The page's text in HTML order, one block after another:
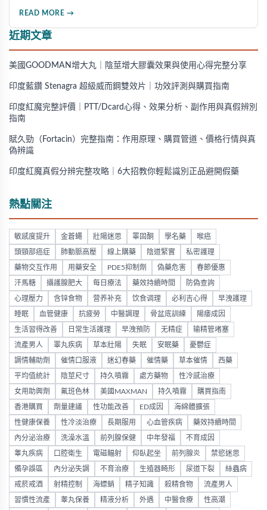
READ MORE →
近期文章
美國GOODMAN增大丸｜陰莖增大膠囊效果與使用心得完整分享
印度藍鑽 Stenagra 超級威而鋼雙效片｜功效評測與購買指南
印度紅魔完整評價｜PTT/Dcard心得、效果分析、副作用與真假辨別
指南
賦久勁（Fortacin）完整指南：作用原理、購買管道、價格行情與真
偽辨識
印度紅魔真假分辨完整攻略｜6大招教你輕鬆識別正品避開假藥
熱點關注
敏感度提升 金蒼蠅 壯陽迷思 睪固酮 學名藥 喉癌
頭頸部癌症 肺動脈高壓 線上購藥 陰道緊實 私密護理
藥物交互作用 用藥安全 PDE5抑制劑 偽藥危害 春節優惠
汗馬糖 攝護腺肥大 每日療法 藥效持續時間 防偽查詢
心理壓力 含锌食物 营养补充 饮食调理 必利吉心得 早洩護理
睡眠 血管健康 抗疲勞 中醫調理 骨盆底訓練 陽痿成因
生活習得改善 日常生活護理 早洩預防 无精症 输精管堵塞
流產男人 睪丸疾病 草本壯陽 失眠 安眠藥 憂鬱症
調情輔助劑 催情口服液 迷幻春藥 催情藥 草本催情 西藥
平均值統計 陰莖尺寸 持久噴霧 處方藥物 性冷感治療
女用助興劑 氟班色林 美國MAXMAN 持久噴霧 購買指南
香港購買 劑量建議 性功能改善 ED成因 海綿體擴張
性健康保養 性冷淡治療 長期服用 心血管疾病 藥效持續時間
內分泌治療 洗澡水溫 前列腺保健 中年發福 不育成因
睾丸疾病 口腔衛生 電磁輻射 仰臥起坐 前列腺炎 禁慾迷思
備孕誤區 內分泌失調 不育治療 生殖器畸形 尿道下裂 絲蟲病
戒菸戒酒 射精控制 海螵蛸 精子知識 殺精食物 流產男人
習慣性流產 睾丸保養 精液分析 外遇 中醫食療 性高潮